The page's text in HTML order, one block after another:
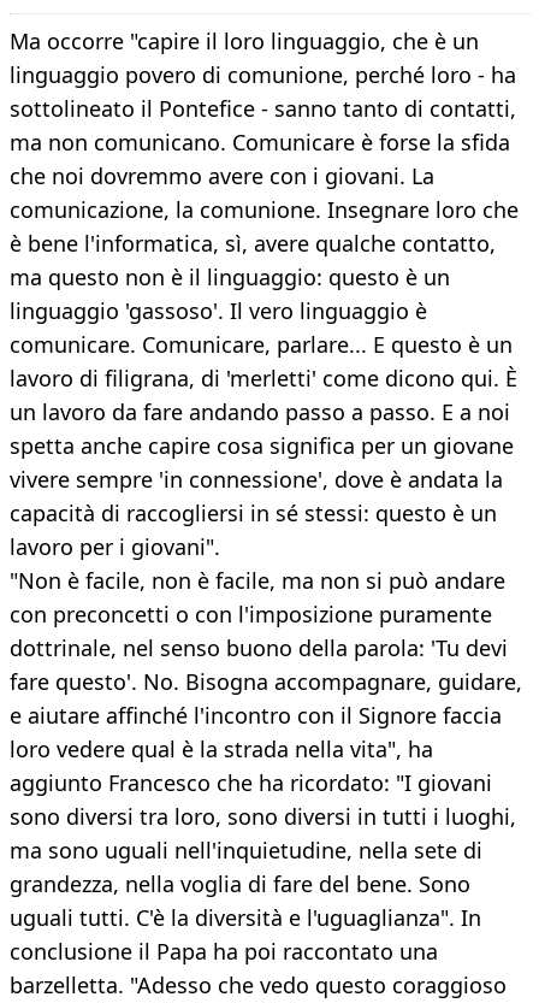
Ma occorre "capire il loro linguaggio, che è un
linguaggio povero di comunione, perché loro - ha
sottolineato il Pontefice - sanno tanto di contatti,
ma non comunicano. Comunicare è forse la sfida
che noi dovremmo avere con i giovani. La
comunicazione, la comunione. Insegnare loro che
è bene l'informatica, sì, avere qualche contatto,
ma questo non è il linguaggio: questo è un
linguaggio 'gassoso'. Il vero linguaggio è
comunicare. Comunicare, parlare... E questo è un
lavoro di filigrana, di 'merletti' come dicono qui. È
un lavoro da fare andando passo a passo. E a noi
spetta anche capire cosa significa per un giovane
vivere sempre 'in connessione', dove è andata la
capacità di raccogliersi in sé stessi: questo è un
lavoro per i giovani".
"Non è facile, non è facile, ma non si può andare
con preconcetti o con l'imposizione puramente
dottrinale, nel senso buono della parola: 'Tu devi
fare questo'. No. Bisogna accompagnare, guidare,
e aiutare affinché l'incontro con il Signore faccia
loro vedere qual è la strada nella vita", ha
aggiunto Francesco che ha ricordato: "I giovani
sono diversi tra loro, sono diversi in tutti i luoghi,
ma sono uguali nell'inquietudine, nella sete di
grandezza, nella voglia di fare del bene. Sono
uguali tutti. C'è la diversità e l'uguaglianza". In
conclusione il Papa ha poi raccontato una
barzelletta. "Adesso che vedo questo coraggioso